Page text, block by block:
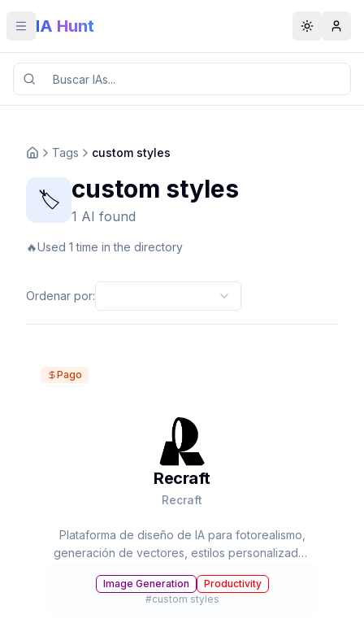
Toggle menu
IA Hunt Toggle
Tags custom styles
🏷️ custom styles
1 AI found
🔥Used 1 time in the directory
Ordenar por:
Pago
Recraft
Recraft
Plataforma de diseño de IA para fotorealismo,
generación de vectores, estilos personalizados
Image Generation
Productivity
#custom styles